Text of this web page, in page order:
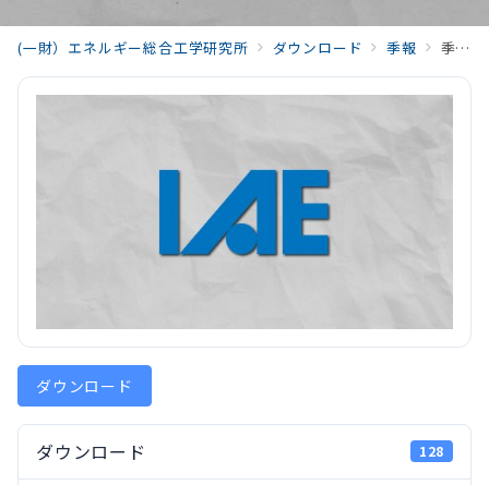
(一財）エネルギー総合工学研究所 ダウンロード 季報 季報エネルギー総合工学 平成13年度(2001) （Vol.24)200201_Vol24_No4.pdf
ダウンロード
ダウンロード 128